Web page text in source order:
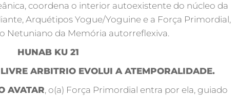
coordena o interior autoexistente do núcleo da
Arquétipos Yogue/Yoguine e a Força Primordial,
Netuniano da Memória autorreflexiva.
HUNAB KU 21
ARBITRIO EVOLUI A ATEMPORALIDADE.
AVATAR, o(a) Força Primordial entra por ela, guiado